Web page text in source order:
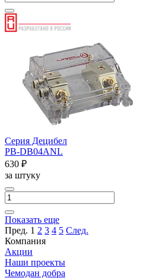
Серия Децибел
PB-DB04ANL
630 ₽
за штуку
Показать еще
Пред. 1 2 3 4 5 След.
Компания
Акции
Наши проекты
Чемодан добра